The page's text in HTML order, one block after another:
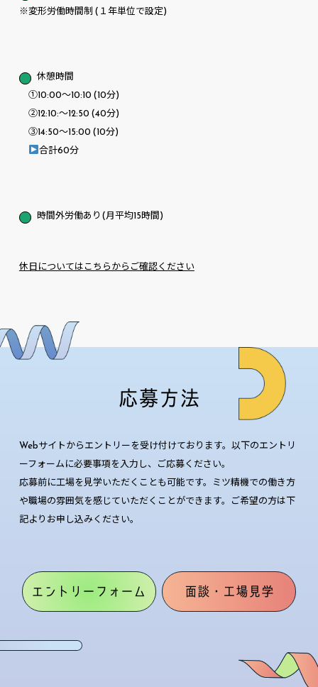
※変形労働時間制 (１年単位で設定)
休憩時間
①10:00～10:10 (10分)
②12:10:～12:50 (40分)
③14:50～15:00 (10分)
合計60分
時間外労働あり(月平均15時間)
休日についてはこちらからご確認ください
応募方法
Webサイトからエントリーを受け付けております。以下のエントリ
ーフォームに必要事項を入力し、ご応募ください。
応募前に工場を見学いただくことも可能です。ミツ精機での働き方
や職場の雰囲気を感じていただくことができます。ご希望の方は下
記よりお申し込みください。
エントリーフォーム 面談・工場見学